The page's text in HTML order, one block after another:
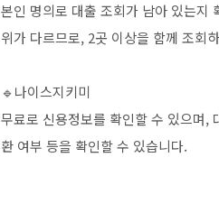
본인 명의로 대출 조회가 남아 있는지
위가 다르므로, 2곳 이상을 함께 조회
🔹나이스지키미
무료로 신용정보를 확인할 수 있으며,
환 여부 등을 확인할 수 있습니다.